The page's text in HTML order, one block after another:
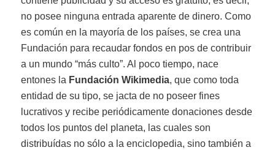
no posee ninguna entrada aparente de dinero. Como
es común en la mayoría de los países, se crea una
Fundación para recaudar fondos en pos de contribuir
a un mundo “más culto”. Al poco tiempo, nace
entones la Fundación Wikimedia, que como toda
entidad de su tipo, se jacta de no poseer fines
lucrativos y recibe periódicamente donaciones desde
todos los puntos del planeta, las cuales son
distribuídas no sólo a la enciclopedia, sino también a